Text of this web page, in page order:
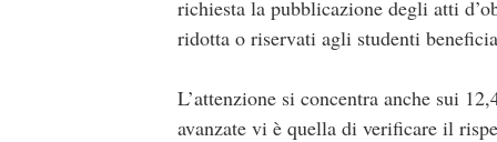
richiesta la pubblicazione degli atti
ridotta o riservati agli studenti
L’attenzione si concentra anche sui
avanzate vi è quella di verificare il